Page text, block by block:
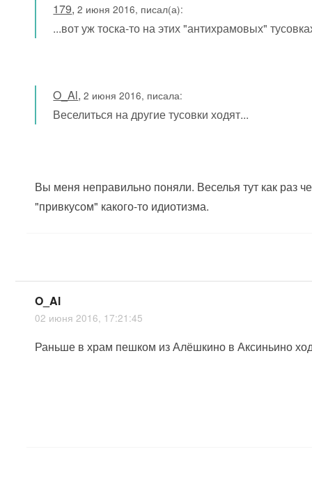
179,2 июня 2016, писал(а):
...вот уж тоска-то на этих "антихрамовых"
O_Al,2 июня 2016, писала:
Веселиться на другие тусовки ходят...
Вы меня неправильно поняли. Веселья тут как раз
"привкусом" какого-то идиотизма.
O_Al
02 июня 2016, 17:21:45
Раньше в храм пешком из Алёшкино в Аксиньино